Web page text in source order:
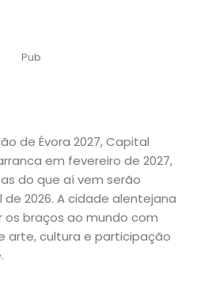
Pub
de Évora 2027, Capital
em fevereiro de 2027,
do que aí vem serão
2026. A cidade alentejana
braços ao mundo com
arte, cultura e participação